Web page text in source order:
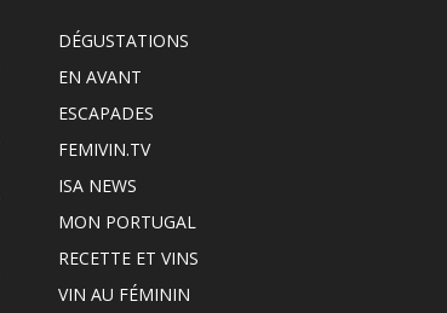
DÉGUSTATIONS
EN AVANT
ESCAPADES
FEMIVIN.TV
ISA NEWS
MON PORTUGAL
RECETTE ET VINS
VIN AU FÉMININ